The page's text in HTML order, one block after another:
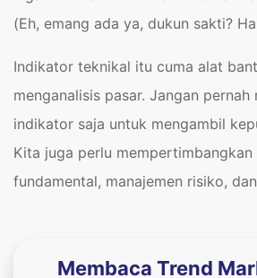
(Eh, emang ada ya, dukun sakti?
Indikator teknikal itu cuma alat
menganalisis pasar. Jangan pernah
indikator saja untuk mengambil
Kita juga perlu
fundamental, manajemen risiko,
Membaca Trend